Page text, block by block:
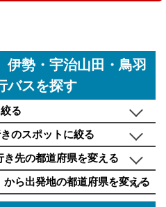
勢・宇治山田・鳥羽
バスを探す
る
のスポットに絞る
先の都道府県を変える
ら出発地の都道府県を変える